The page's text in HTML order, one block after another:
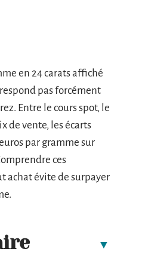
en 24 carats affiché
pas forcément
Entre le cours spot, le
de vente, les écarts
par gramme sur
ces
achat évite de surpayer